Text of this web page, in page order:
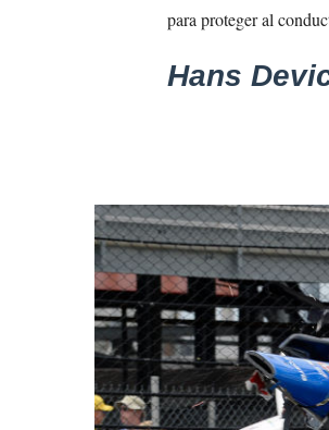
para proteger al
Hans